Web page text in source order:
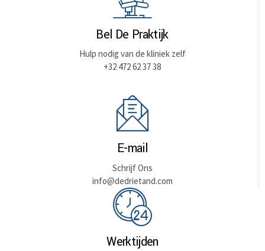
Bel De Praktijk
Hulp nodig van de kliniek zelf
+32 472 62 37 38
E-mail
Schrijf Ons
info@dedrietand.com
Werktijden